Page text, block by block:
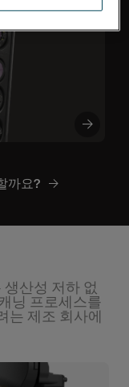
까요?
산성 저하 없
닝 프로세스를
는 제조 회사에